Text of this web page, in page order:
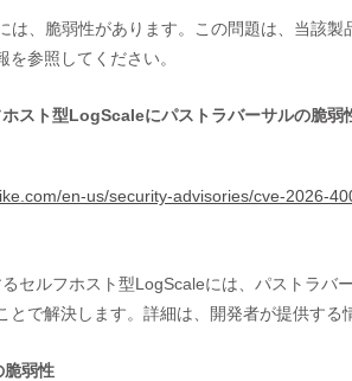
は、脆弱性があります。この問題は、当該
を参照してください。
スト型LogScaleにパストラバーサルの脆弱
en-us/security-advisories/cve-2026-
セルフホスト型LogScaleには、パストラバ
とで解決します。詳細は、開発者が提供する
脆弱性